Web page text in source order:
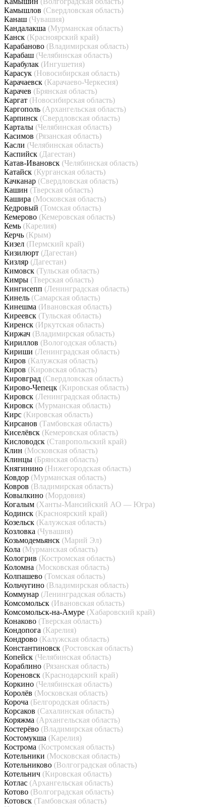
Камышлов (Свердловская область)
Канаш (Чувашия)
Кандалакша (Мурманская область)
Канск (Красноярский край)
Карабаново (Владимирская область)
Карабаш (Челябинская область)
Карабулак (Ингушетия)
Карасук (Новосибирская область)
Карачаевск (Карачаево-Черкесия)
Карачев (Брянская область)
Каргат (Новосибирская область)
Каргополь (Архангельская область)
Карпинск (Свердловская область)
Карталы (Челябинская область)
Касимов (Рязанская область)
Касли (Челябинская область)
Каспийск (Дагестан)
Катав-Ивановск (Челябинская область)
Катайск (Курганская область)
Качканар (Свердловская область)
Кашин (Тверская область)
Кашира (Московская область)
Кедровый (Томская область)
Кемерово (Кемеровская область)
Кемь (Карелия)
Керчь (Крым)
Кизел (Пермский край)
Кизилюрт (Дагестан)
Кизляр (Дагестан)
Кимовск (Тульская область)
Кимры (Тверская область)
Кингисепп (Ленинградская область)
Кинель (Самарская область)
Кинешма (Ивановская область)
Киреевск (Тульская область)
Киренск (Иркутская область)
Киржач (Владимирская область)
Кириллов (Вологодская область)
Кириши (Ленинградская область)
Киров (Калужская область)
Киров (Кировская область)
Кировград (Свердловская область)
Кирово-Чепецк (Кировская область)
Кировск (Ленинградская область)
Кировск (Мурманская область)
Кирс (Кировская область)
Кирсанов (Тамбовская область)
Киселёвск (Кемеровская область)
Кисловодск (Ставропольский край)
Клин (Московская область)
Клинцы (Брянская область)
Княгинино (Нижегородская область)
Ковдор (Мурманская область)
Ковров (Владимирская область)
Ковылкино (Мордовия)
Когалым (Ханты-Мансийский АО — Югра)
Кодинск (Красноярский край)
Козельск (Калужская область)
Козловка (Чувашия)
Козьмодемьянск (Марий Эл)
Кола (Мурманская область)
Кологрив (Костромская область)
Коломна (Московская область)
Колпашево (Томская область)
Кольчугино (Владимирская область)
Коммунар (Ленинградская область)
Комсомольск (Ивановская область)
Комсомольск-на-Амуре (Хабаровский край)
Конаково (Тверская область)
Кондопога (Карелия)
Кондрово (Калужская область)
Константиновск (Ростовская область)
Копейск (Челябинская область)
Кораблино (Рязанская область)
Кореновск (Краснодарский край)
Коркино (Челябинская область)
Королёв (Московская область)
Короча (Белгородская область)
Корсаков (Сахалинская область)
Коряжма (Архангельская область)
Костерёво (Владимирская область)
Костомукша (Карелия)
Кострома (Костромская область)
Котельники (Московская область)
Котельниково (Волгоградская область)
Котельнич (Кировская область)
Котлас (Архангельская область)
Котово (Волгоградская область)
Котовск (Тамбовская область)